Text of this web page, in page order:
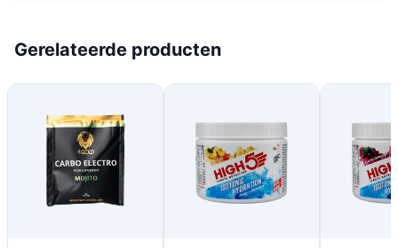
Gerelateerde producten